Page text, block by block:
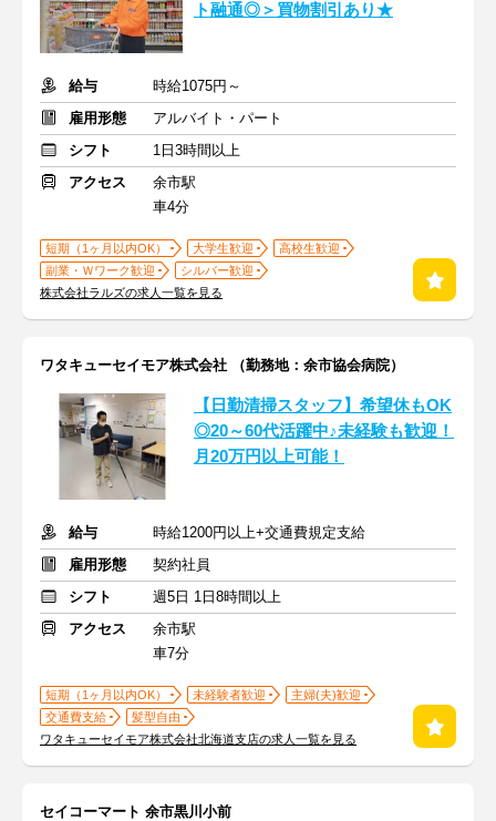
ト融通◎＞買物割引あり★
給与
時給1075円～
雇用形態
アルバイト・パート
シフト
1日3時間以上
アクセス
余市駅
車4分
短期（1ヶ月以内OK） 大学生歓迎
高校生歓迎
副業・Ｗワーク歓迎
シルバー歓迎
株式会社ラルズの求人一覧を見る
ワタキューセイモア株式会社 （勤務地：余市協会病院）
【日勤清掃スタッフ】希望休もOK
◎20～60代活躍中♪未経験も歓迎！
月20万円以上可能！
給与
時給1200円以上+交通費規定支給
雇用形態
契約社員
シフト
週5日 1日8時間以上
アクセス
余市駅
車7分
短期（1ヶ月以内OK） 未経験者歓迎
主婦(夫)歓迎
交通費支給
髪型自由
ワタキューセイモア株式会社北海道支店の求人一覧を見る
セイコーマート 余市黒川小前